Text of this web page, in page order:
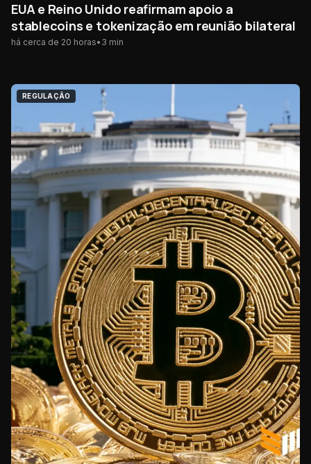
EUA e Reino Unido reafirmam apoio a
stablecoins e tokenização em reunião bilateral
há cerca de 20 horas• 3 min
REGULAÇÃO